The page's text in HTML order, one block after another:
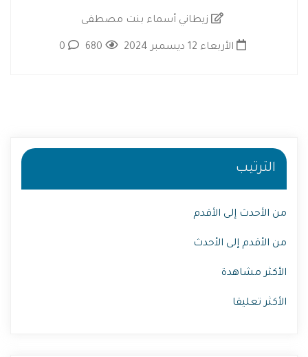
زيطاني أسماء بنت مصطفى
الأربعاء 12 ديسمبر 2024
الترتيب
من الأحدث إلى الأقدم
من الأقدم إلى الأحدث
الأكثر مشاهدة
الأكثر تعليقا